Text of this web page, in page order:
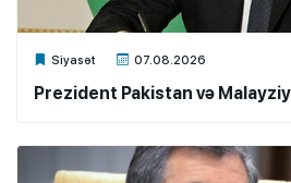
Siyasət 07.08.2026
Xalq.Online
Prezident Pakistan və